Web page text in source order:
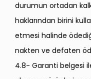
durumun ortadan
haklarından birini
etmesi halinde
nakten ve defaten
4.8- Garanti belgesi